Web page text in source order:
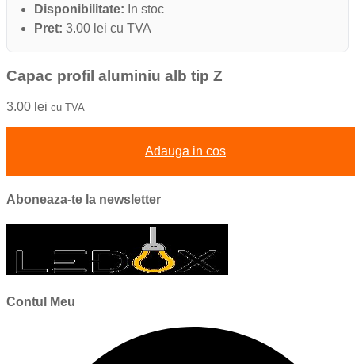
Disponibilitate: In stoc
Pret: 3.00 lei cu TVA
Capac profil aluminiu alb tip Z
3.00 lei cu TVA
Adauga in cos
Aboneaza-te la newsletter
Contul Meu